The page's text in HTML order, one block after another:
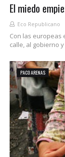
El miedo
Eco Republicano
Con las europeas
calle, al gobierno
PACO ARENAS